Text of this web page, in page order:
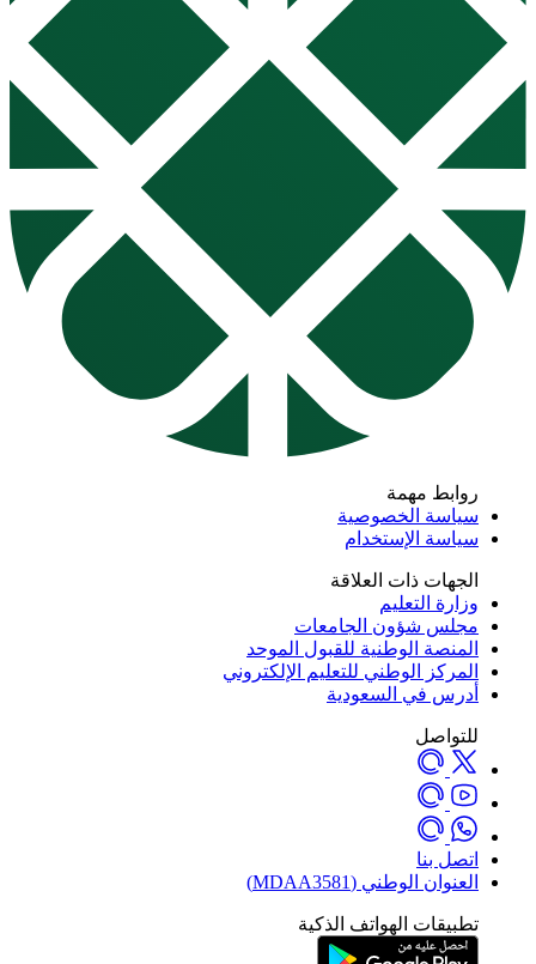
روابط مهمة
سياسة الخصوصية
سياسة الإستخدام
الجهات ذات العلاقة
وزارة التعليم
مجلس شؤون الجامعات
المنصة الوطنية للقبول الموحد
المركز الوطني للتعليم الإلكتروني
أدرس في السعودية
للتواصل
اتصل بنا
العنوان الوطني (MDAA3581)
تطبيقات الهواتف الذكية